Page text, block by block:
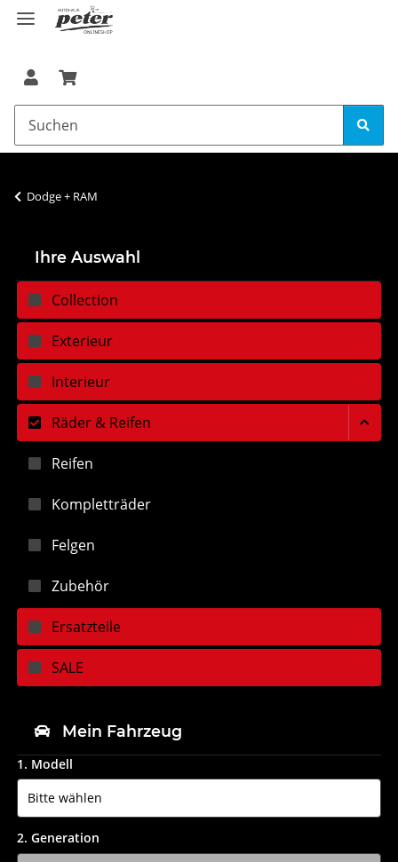
Dodge + RAM
Ihre Auswahl
Collection
Exterieur
Interieur
Räder & Reifen
Reifen
Kompletträder
Felgen
Zubehör
Ersatzteile
SALE
Mein Fahrzeug
1. Modell
2. Generation